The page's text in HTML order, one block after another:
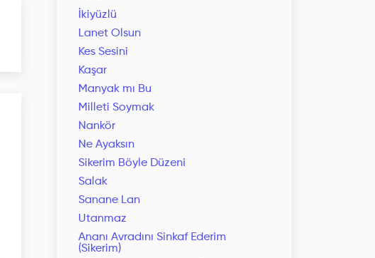
İkiyüzlü
Lanet Olsun
Kes Sesini
Kaşar
Manyak mı Bu
Milleti Soymak
Nankör
Ne Ayaksın
Sikerim Böyle Düzeni
Salak
Sanane Lan
Utanmaz
Ananı Avradını Sinkaf Ederim
(Sikerim)